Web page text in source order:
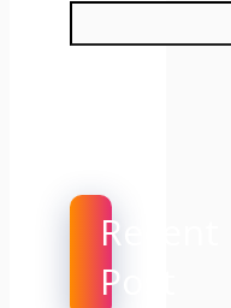
Recent
Post